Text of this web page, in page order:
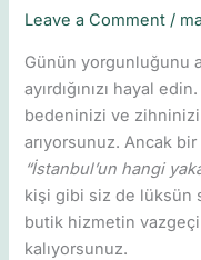
Leave a Comment /
Günün yorgunluğunu
ayırdığınızı hayal
bedeninizi ve
arıyorsunuz. Ancak
“İstanbul’un hangi
kişi gibi siz de lüksün
butik hizmetin
kalıyorsunuz.